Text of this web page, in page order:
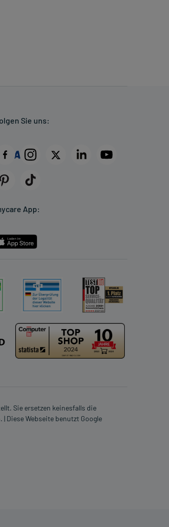
Sie uns:
App:
Sie ersetzen keinesfalls die
Diese Webseite benutzt Google